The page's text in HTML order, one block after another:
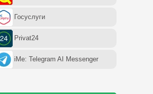
Госуслуги
Privat24
iMe: Telegram AI Messenger